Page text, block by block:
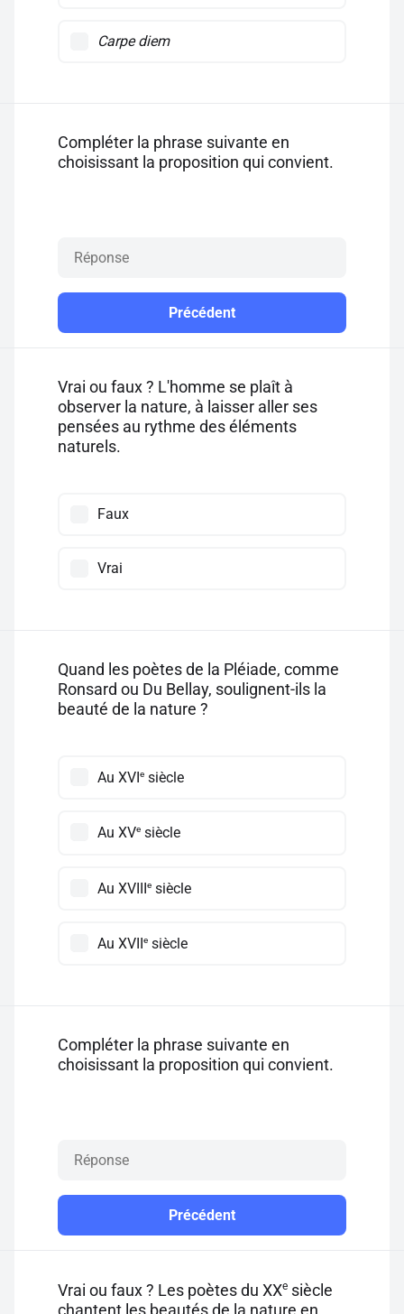
Carpe diem
Compléter la phrase suivante en
choisissant la proposition qui convient.
Précédent
Vrai ou faux ? L'homme se plaît à
observer la nature, à laisser aller ses
pensées au rythme des éléments
naturels.
Faux
Vrai
Quand les poètes de la Pléiade, comme
Ronsard ou Du Bellay, soulignent-ils la
beauté de la nature ?
Au XVI e siècle
Au XVe siècle
Au XVIIIe siècle
Au XVII e siècle
Compléter la phrase suivante en
choisissant la proposition qui convient.
Précédent
Vrai ou faux ? Les poètes du XXe siècle